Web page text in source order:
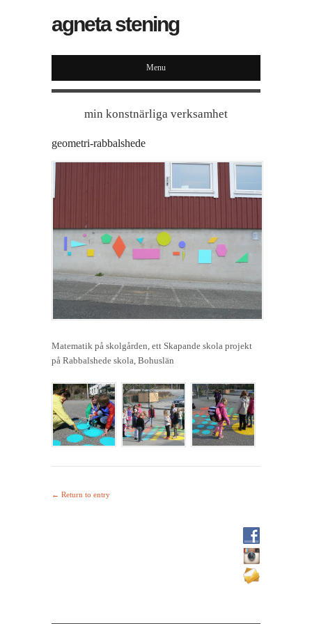
agneta stening
Menu
min konstnärliga verksamhet
geometri-rabbalshede
Matematik på skolgården, ett Skapande skola projekt
på Rabbalshede skola, Bohuslän
← Return to entry